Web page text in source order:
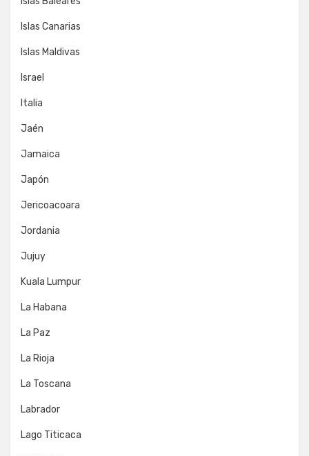
Islas Canarias
Islas Maldivas
Israel
Italia
Jaén
Jamaica
Japón
Jericoacoara
Jordania
Jujuy
Kuala Lumpur
La Habana
La Paz
La Rioja
La Toscana
Labrador
Lago Titicaca